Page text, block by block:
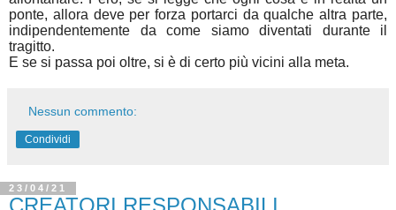
ponte, allora deve per forza portarci da qualche altra parte,
indipendentemente da come siamo diventati durante il
tragitto.
E se si passa poi oltre, si è di certo più vicini alla meta.
Nessun commento:
Condividi
23/04/21